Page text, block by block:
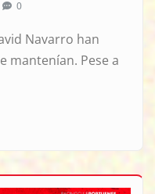
0
Navarro han
mantenían. Pese a